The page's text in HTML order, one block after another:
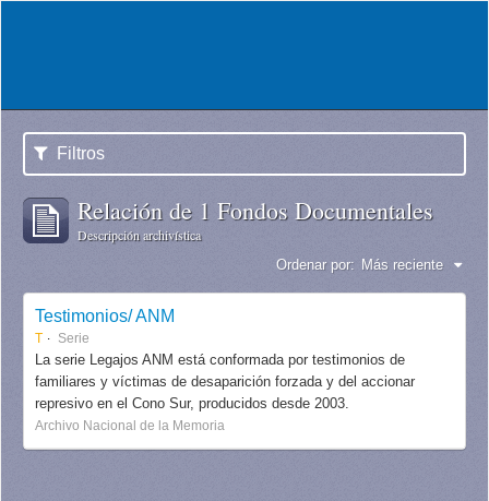
Filtros
Relación de 1 Fondos Documentales
Descripción archivística
Ordenar por: Más reciente
Testimonios/ ANM
T Serie
La serie Legajos ANM está conformada por testimonios de
familiares y víctimas de desaparición forzada y del accionar
represivo en el Cono Sur, producidos desde 2003.
Archivo Nacional de la Memoria